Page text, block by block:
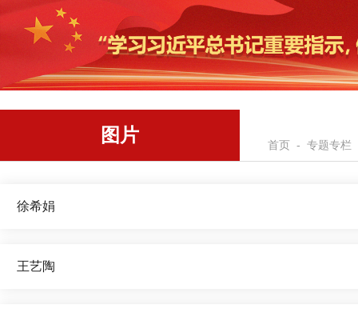
图片 首页 - 专题专栏
徐希娟
王艺陶